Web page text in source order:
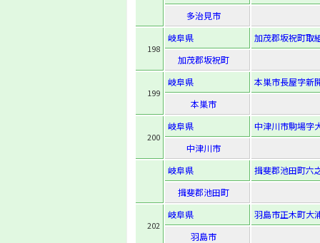
多治見市
198
岐阜県
加茂郡坂祝町取
加茂郡坂祝町
199
岐阜県
本巣市長屋字新
本巣市
200
岐阜県
中津川市駒場字
中津川市
岐阜県
揖斐郡池田町六
揖斐郡池田町
202
岐阜県
羽島市正木町大
羽島市